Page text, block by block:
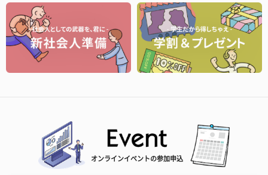
オンラインイベントの参加申込